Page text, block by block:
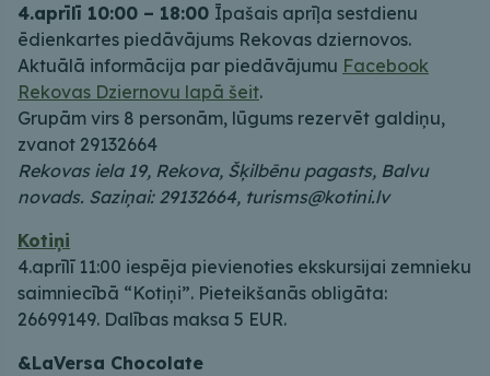
4.aprīlī 10:00 – 18:00 Īpašais aprīļa sestdienu
ēdienkartes piedāvājums Rekovas dziernovos.
Aktuālā informācija par piedāvājumu Facebook
Rekovas Dziernovu lapā šeit.
Grupām virs 8 personām, lūgums rezervēt galdiņu,
zvanot 29132664
Rekovas iela 19, Rekova, Šķilbēnu pagasts, Balvu
novads. Saziņai: 29132664, turisms@kotini.lv
Kotiņi
4.aprīlī 11:00 iespēja pievienoties ekskursijai zemnieku
saimniecībā “Kotiņi”. Pieteikšanās obligāta:
26699149. Dalības maksa 5 EUR.
&LaVersa Chocolate